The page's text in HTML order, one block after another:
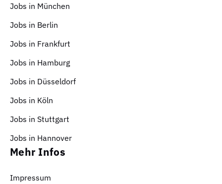
Jobs in München
Jobs in Berlin
Jobs in Frankfurt
Jobs in Hamburg
Jobs in Düsseldorf
Jobs in Köln
Jobs in Stuttgart
Jobs in Hannover
Mehr Infos
Impressum